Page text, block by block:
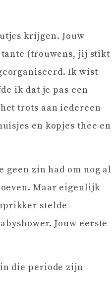
krijgen. Jouw
tante (trouwens, jij stikt
Ik wist
ik dat je pas een
trots aan iedereen
en kopjes thee en
geen zin had om nog al
Maar eigenlijk
stelde
Jouw eerste
die periode zijn